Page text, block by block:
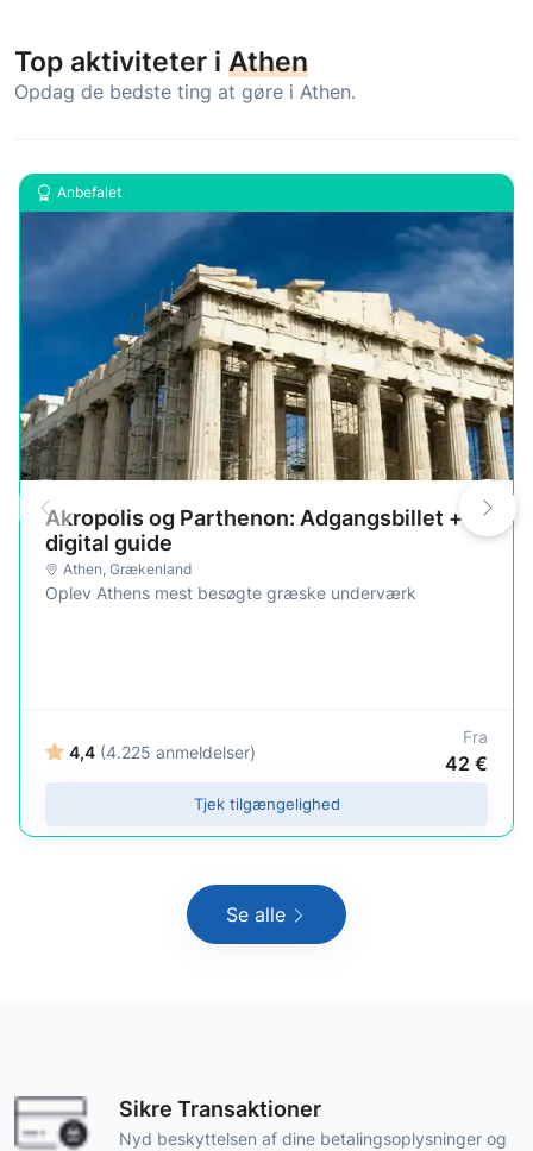
Top aktiviteter i Athen
Opdag de bedste ting at gøre i Athen.
Anbefalet
Akropolis og Parthenon: Adgangsbillet +
digital guide
Athen, Grækenland
Oplev Athens mest besøgte græske underværk
4,4 (4.225 anmeldelser)
Fra
42 €
Tjek tilgængelighed
Se alle
Sikre Transaktioner
Nyd beskyttelsen af dine betalingsoplysninger og